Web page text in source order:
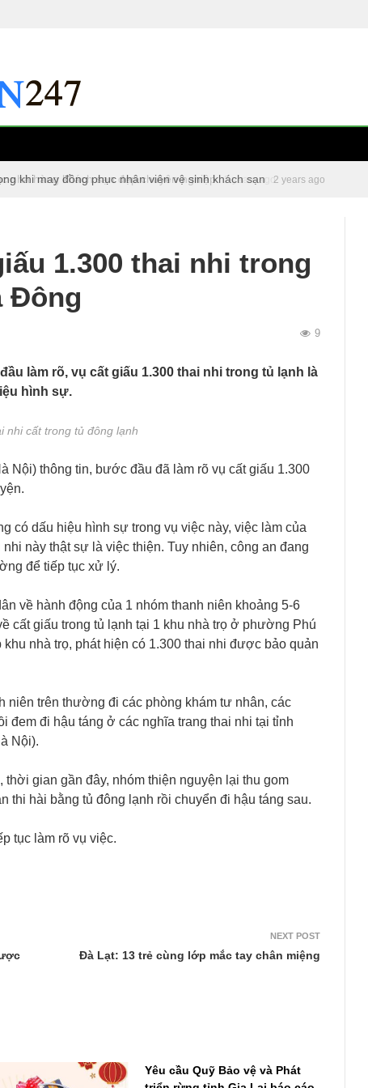
khi may đồng phục nhân viên vệ sinh khách sạn 2 years ago
nhà hàng khách sạn đẹp chuyên nghiệp 2 years ago
1.300 thai nhi trong
Đông
9
làm rõ, vụ cất giấu 1.300 thai nhi trong tủ lạnh là
hình sự.
nhi cất trong tủ đông lạnh
Nội) thông tin, bước đầu đã làm rõ vụ cất giấu 1.300
có dấu hiệu hình sự trong vụ việc này, việc làm của
này thật sự là việc thiện. Tuy nhiên, công an đang
để tiếp tục xử lý.
về hành động của 1 nhóm thanh niên khoảng 5-6
cất giấu trong tủ lạnh tại 1 khu nhà trọ ở phường Phú
nhà trọ, phát hiện có 1.300 thai nhi được bảo quản
niên trên thường đi các phòng khám tư nhân, các
đem đi hậu táng ở các nghĩa trang thai nhi tại tỉnh
Nội).
gian gần đây, nhóm thiện nguyện lại thu gom
thi hài bằng tủ đông lạnh rồi chuyển đi hậu táng sau.
tục làm rõ vụ việc.
NEXT POST
Đà Lạt: 13 trẻ cùng lớp mắc tay chân miệng
Yêu cầu Quỹ Bảo vệ và Phát